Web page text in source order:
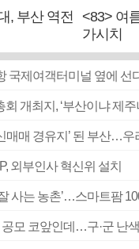
, 부산 역전
<83> 여
가시치
국제여객터미널 옆에 선
개최지, ‘부산이냐 제주
매매 경유지’ 된 부산…우
외부인사 혁신위 설치
사는 농촌’…스마트팜
모 코앞인데…구·군 난색